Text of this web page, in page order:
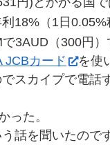
18%（1日0.05%
3AUD（300円）
JCBカード
を使
スカイプで電話
った。
話を聞いたので